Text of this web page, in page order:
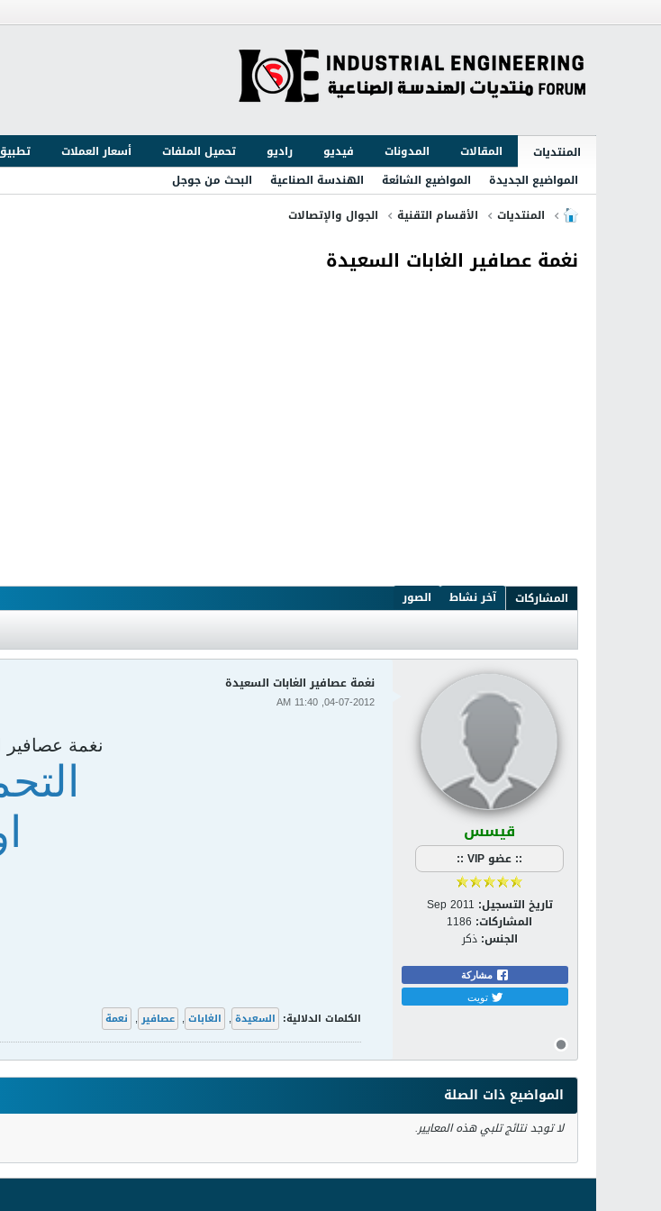
المنتديات المقالات المدونات فيديو راديو تحميل الملفات أسعار العملات
المواضيع الجديدة
المواضيع الشائعة الهندسة الصناعية
البحث من جوجل
المنتديات
الأقسام التقنية الجوال والإتصالات
نغمة عصافير الغابات السعيدة
المشاركات آخر نشاط الصور
قيسس
:: عضو VIP ::
تاريخ التسجيل: Sep 2011
المشاركات: 1186
الجنس: ذكر
مشاركة
تويت
نغمة عصافير الغابات السعيدة
04-07-2012, 11:40 AM
نغمة عصافير
الكلمات الدلالية: السعيدة , الغابات , عصافير , نعمة
المواضيع ذات الصلة
لا توجد نتائج تلبي هذه المعايير.